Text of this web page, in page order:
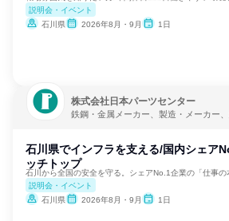
説明会・イベント
石川県
2026年8月・9月 1日
株式会社日本パーツセンター
鉄鋼・金属メーカー、製造・メーカー
石川県でインフラを支える/国内シェア
ッチトップ
石川から全国の安全を守る。シェアNo.1企業の「仕事の
説明会・イベント
石川県
2026年8月・9月 1日